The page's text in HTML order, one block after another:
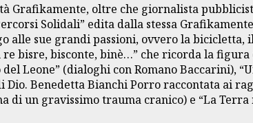
Grafikamente, oltre che giornalista
Solidali” edita dalla stessa
alle sue grandi passioni, ovvero la
re bisre, bisconte, binè…” che ricorda la
Leone” (dialoghi con Romano Baccarini),
Benedetta Bianchi Porro raccontata ai
di un gravissimo trauma cranico) e “La